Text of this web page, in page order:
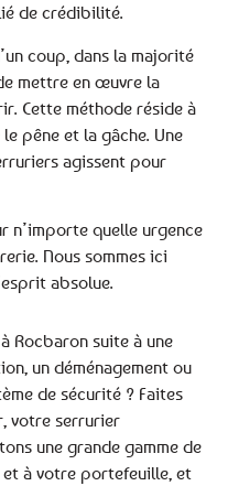
de crédibilité.
coup, dans la majorité
mettre en œuvre la
Cette méthode réside à
pêne et la gâche. Une
agissent pour
n’importe quelle urgence
Nous sommes ici
absolue.
Rocbaron suite à une
un déménagement ou
de sécurité ? Faites
votre serrurier
une grande gamme de
et à votre portefeuille, et